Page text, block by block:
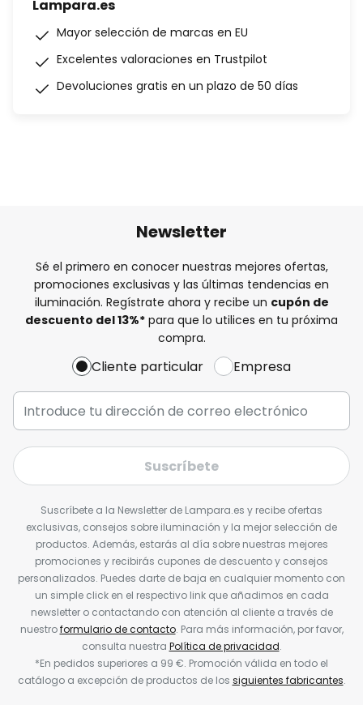
Lampara.es
Mayor selección de marcas en EU
Excelentes valoraciones en Trustpilot
Devoluciones gratis en un plazo de 50 días
Newsletter
Sé el primero en conocer nuestras mejores ofertas,
promociones exclusivas y las últimas tendencias en
iluminación. Regístrate ahora y recibe un cupón de
descuento del13%* para que lo utilices en tu próxima
compra.
Cliente particular Empresa
Suscríbete
Suscríbete a la Newsletter de Lampara.es y recibe ofertas
exclusivas, consejos sobre iluminación y la mejor selección de
productos. Además, estarás al día sobre nuestras mejores
promociones y recibirás cupones de descuento y consejos
personalizados. Puedes darte de baja en cualquier momento con
un simple click en el respectivo link que añadimos en cada
newsletter o contactando con atención al cliente a través de
nuestroformulario de contacto. Para más información, por favor,
consulta nuestra Política de privacidad.
*En pedidos superiores a 99 €. Promoción válida en todo el
catálogo a excepción de productos de los siguientes fabricantes.